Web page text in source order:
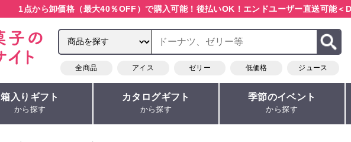
1点から卸価格（最大40％OFF）で購入可能！ 後払いOK！エンドユーザー直送可能＜
全商品 アイス ゼリー 低価格 ジュース
箱入りギフト
から探す
カタログギフト
から探す
季節のイベント
から探す